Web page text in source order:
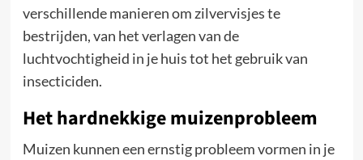
verschillende manieren om zilvervisjes te
bestrijden, van het verlagen van de
luchtvochtigheid in je huis tot het gebruik van
insecticiden.
Het hardnekkige muizenprobleem
Muizen kunnen een ernstig probleem vormen in je